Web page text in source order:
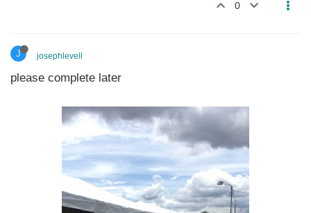
0
J josephlevell
please complete later